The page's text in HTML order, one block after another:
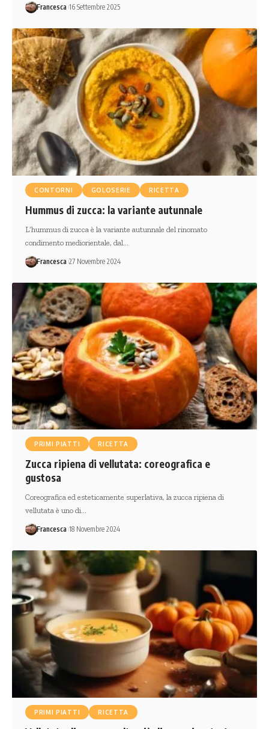
Francesca 16 Settembre 2025
CONTORNI GOLOSERIE RICETTA
Hummus di zucca: la variante autunnale
L’hummus di zucca è la variante autunnale del rinomato
condimento mediorientale, dal…
Francesca 27 Novembre 2024
PRIMI PIATTI RICETTA
Zucca ripiena di vellutata: coreografica e
gustosa
Coreografica ed esteticamente superlativa, la zucca ripiena di
vellutata è uno di…
Francesca 18 Novembre 2024
PRIMI PIATTI RICETTA